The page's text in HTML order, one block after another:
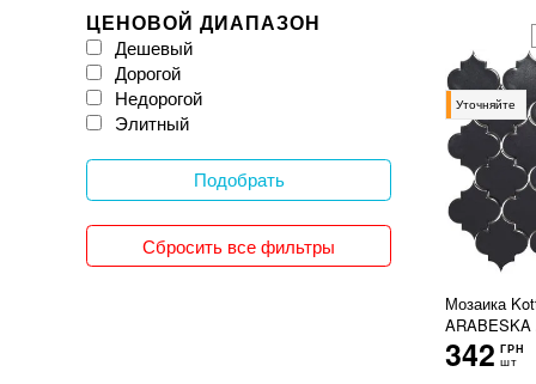
Уточняйте
Мозаика
342 ГРН
шт
120x120
120x20
120x240
120x260
120x270
120x300
12x25
150x150
150x300
ЦЕНОВОЙ ДИАПАЗОН
Дешевый
Дорогой
Недорогой
Элитный
Подобрать
Сбросить все фильтры